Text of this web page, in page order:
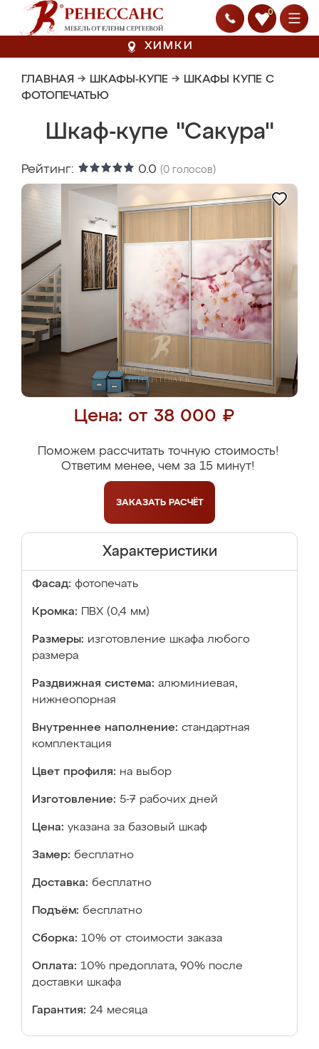
0
ХИМКИ
ГЛАВНАЯ → ШКАФЫ-КУПЕ → ШКАФЫ КУПЕ С
ФОТОПЕЧАТЬЮ
Шкаф-купе "Сакура"
Рейтинг: 0.0 (0 голосов)
Цена: от 38 000 ₽
Поможем рассчитать точную стоимость!
Ответим менее, чем за 15 минут!
ЗАКАЗАТЬ РАСЧЁТ
Характеристики
Фасад: фотопечать
Кромка: ПВХ (0,4 мм)
Размеры: изготовление шкафа любого
размера
Раздвижная система: алюминиевая,
нижнеопорная
Внутреннее наполнение: стандартная
комплектация
Цвет профиля: на выбор
Изготовление: 5-7 рабочих дней
Цена: указана за базовый шкаф
Замер: бесплатно
Доставка: бесплатно
Подъём: бесплатно
Сборка: 10% от стоимости заказа
Оплата: 10% предоплата, 90% после
доставки шкафа
Гарантия: 24 месяца